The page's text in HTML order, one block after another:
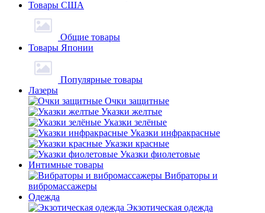
Товары США
Общие товары
Товары Японии
Популярные товары
Лазеры
Очки защитные
Указки желтые
Указки зелёные
Указки инфракрасные
Указки красные
Указки фиолетовые
Интимные товары
Вибраторы и
вибромассажеры
Одежда
Экзотическая одежда